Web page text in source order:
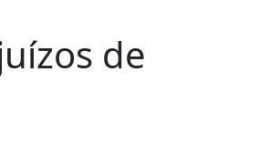
de